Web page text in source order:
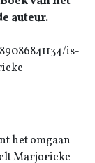
auteur.
is-
het omgaan
Marjorieke